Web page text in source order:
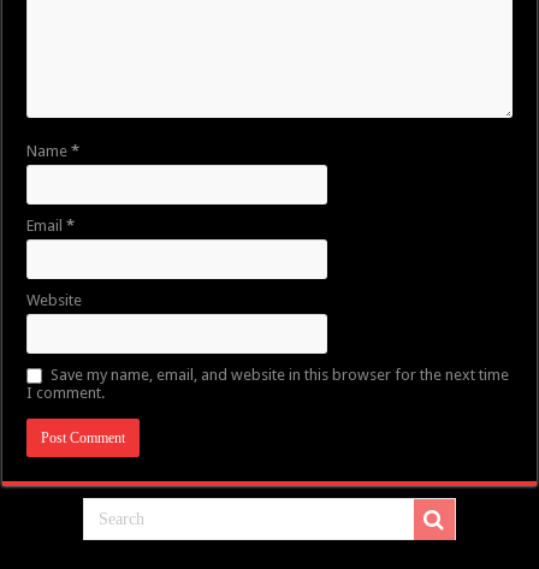
Name*
Email*
Website
Save my name, email, and website in this browser for the next time
I comment.